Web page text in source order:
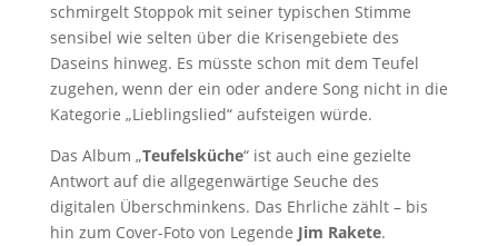
schmirgelt Stoppok mit seiner typischen Stimme
sensibel wie selten über die Krisengebiete des
Daseins hinweg. Es müsste schon mit dem Teufel
zugehen, wenn der ein oder andere Song nicht in die
Kategorie „Lieblingslied“ aufsteigen würde.
Das Album „Teufelsküche“ ist auch eine gezielte
Antwort auf die allgegenwärtige Seuche des
digitalen Überschminkens. Das Ehrliche zählt – bis
hin zum Cover-Foto von Legende Jim Rakete.